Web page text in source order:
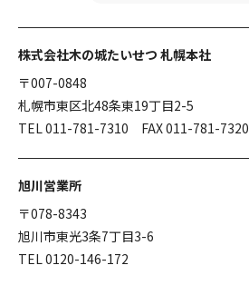
株式会社木の城たいせつ 札幌本社
〒007-0848
札幌市東区北48条東19丁目2-5
TEL 011-781-7310 FAX 011-781-7320
旭川営業所
〒078-8343
旭川市東光3条7丁目3-6
TEL 0120-146-172